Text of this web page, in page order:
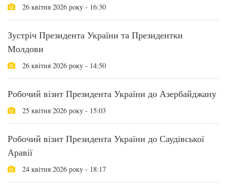
26 квітня 2026 року - 16:30
Зустріч Президента України та Президентки
Молдови
26 квітня 2026 року - 14:50
Робочий візит Президента України до Азербайджану
25 квітня 2026 року - 15:03
Робочий візит Президента України до Саудівської
Аравії
24 квітня 2026 року - 18:17